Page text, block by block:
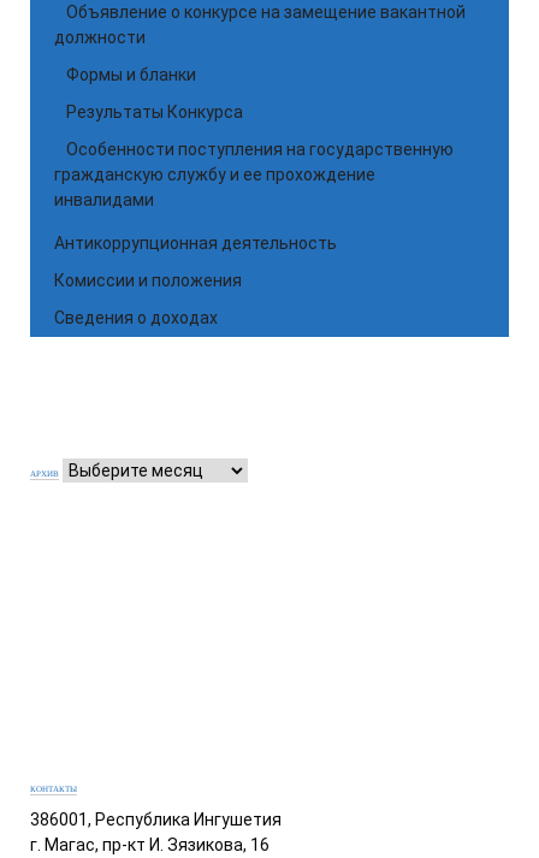
Объявление о конкурсе на замещение вакантной
должности
Формы и бланки
Результаты Конкурса
Особенности поступления на государственную
гражданскую службу и ее прохождение
инвалидами
Антикоррупционная деятельность
Комиссии и положения
Сведения о доходах
АРХИВ
КОНТАКТЫ
386001, Республика Ингушетия
г. Магас, пр-кт И. Зязикова, 16